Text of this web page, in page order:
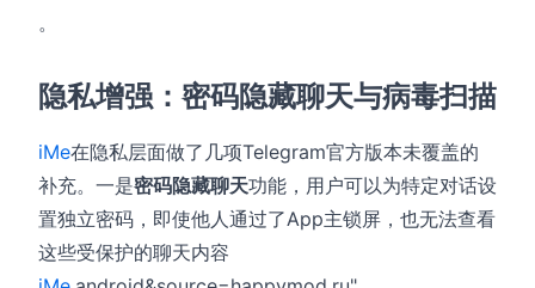
。
隐私增强：密码隐藏聊天与病毒扫描
iMe在隐私层面做了几项Telegram官方版本未覆盖的
补充。一是密码隐藏聊天功能，用户可以为特定对话设
置独立密码，即使他人通过了App主锁屏，也无法查看
这些受保护的聊天内容